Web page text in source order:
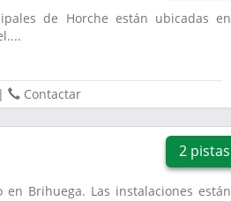
de Horche están ubicadas en
| Contactar
2 pistas
Brihuega. Las instalaciones están